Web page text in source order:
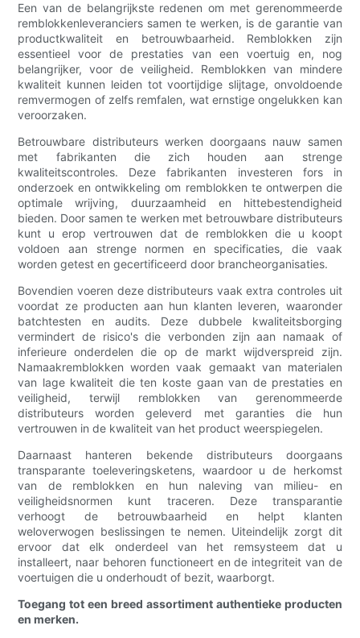
Een van de belangrijkste redenen om met gerenommeerde
remblokkenleveranciers samen te werken, is de garantie van
productkwaliteit en betrouwbaarheid. Remblokken zijn
essentieel voor de prestaties van een voertuig en, nog
belangrijker, voor de veiligheid. Remblokken van mindere
kwaliteit kunnen leiden tot voortijdige slijtage, onvoldoende
remvermogen of zelfs remfalen, wat ernstige ongelukken kan
veroorzaken.
Betrouwbare distributeurs werken doorgaans nauw samen
met fabrikanten die zich houden aan strenge
kwaliteitscontroles. Deze fabrikanten investeren fors in
onderzoek en ontwikkeling om remblokken te ontwerpen die
optimale wrijving, duurzaamheid en hittebestendigheid
bieden. Door samen te werken met betrouwbare distributeurs
kunt u erop vertrouwen dat de remblokken die u koopt
voldoen aan strenge normen en specificaties, die vaak
worden getest en gecertificeerd door brancheorganisaties.
Bovendien voeren deze distributeurs vaak extra controles uit
voordat ze producten aan hun klanten leveren, waaronder
batchtesten en audits. Deze dubbele kwaliteitsborging
vermindert de risico's die verbonden zijn aan namaak of
inferieure onderdelen die op de markt wijdverspreid zijn.
Namaakremblokken worden vaak gemaakt van materialen
van lage kwaliteit die ten koste gaan van de prestaties en
veiligheid, terwijl remblokken van gerenommeerde
distributeurs worden geleverd met garanties die hun
vertrouwen in de kwaliteit van het product weerspiegelen.
Daarnaast hanteren bekende distributeurs doorgaans
transparante toeleveringsketens, waardoor u de herkomst
van de remblokken en hun naleving van milieu- en
veiligheidsnormen kunt traceren. Deze transparantie
verhoogt de betrouwbaarheid en helpt klanten
weloverwogen beslissingen te nemen. Uiteindelijk zorgt dit
ervoor dat elk onderdeel van het remsysteem dat u
installeert, naar behoren functioneert en de integriteit van de
voertuigen die u onderhoudt of bezit, waarborgt.
Toegang tot een breed assortiment authentieke producten
en merken.